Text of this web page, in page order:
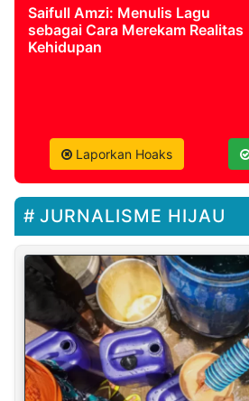
Saifull Amzi: Menulis Lagu
sebagai Cara Merekam Realitas
Kehidupan
Laporkan Hoaks
JURNALISME HIJAU